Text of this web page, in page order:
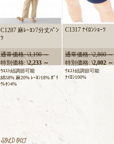
C1287 麻ﾚｰﾖﾝ7分丈ﾊﾟﾝ
ﾂ
通常価格: \3,190 ～
特別価格: \2,233 ～
ｳｴｽﾄ紐調節可能
綿58% 麻20% ﾚｰﾖﾝ18% ﾎﾟﾘ
ｳﾚﾀﾝ4%
C1317 ﾅｲﾛﾝｼｮｰﾂ
通常価格: \2,860 ～
特別価格: \2,002 ～
ｳｴｽﾄ紐調節可能
ﾅｲﾛﾝ100%